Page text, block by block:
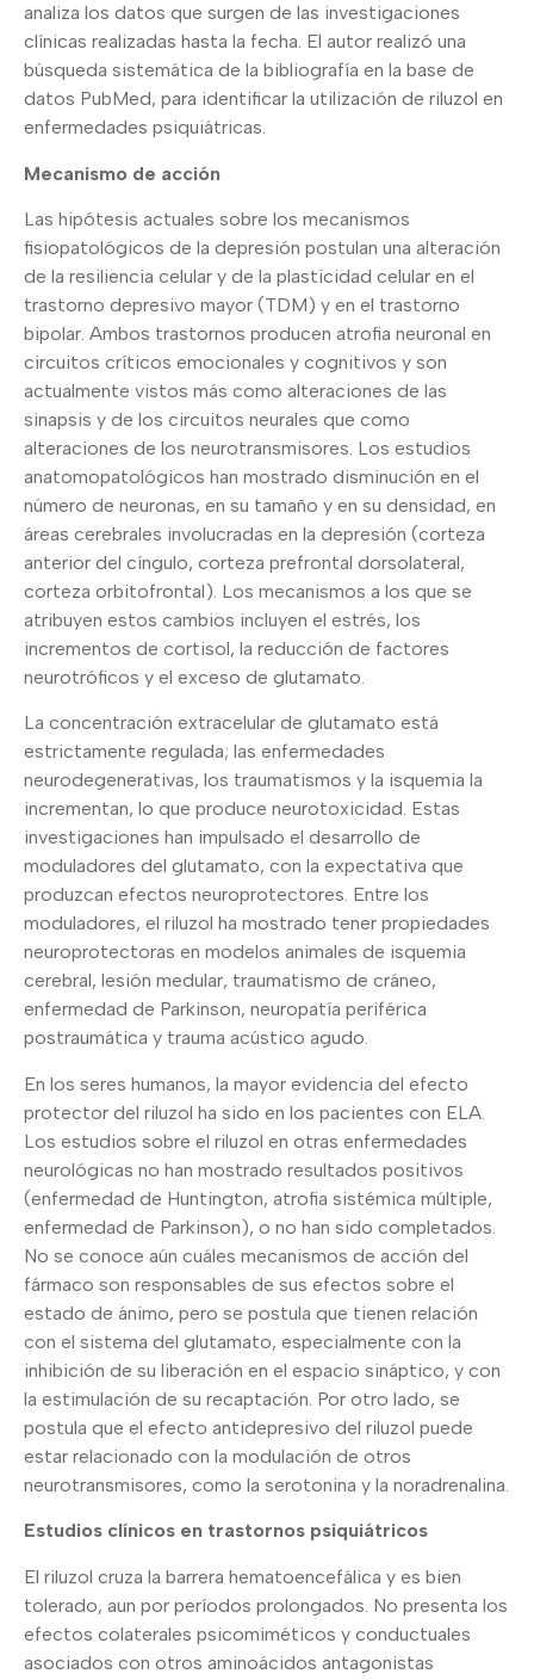
analiza los datos que surgen de las investigaciones
clínicas realizadas hasta la fecha. El autor realizó una
búsqueda sistemática de la bibliografía en la base de
datos PubMed, para identificar la utilización de riluzol en
enfermedades psiquiátricas.
Mecanismo de acción
Las hipótesis actuales sobre los mecanismos
fisiopatológicos de la depresión postulan una alteración
de la resiliencia celular y de la plasticidad celular en el
trastorno depresivo mayor (TDM) y en el trastorno
bipolar. Ambos trastornos producen atrofia neuronal en
circuitos críticos emocionales y cognitivos y son
actualmente vistos más como alteraciones de las
sinapsis y de los circuitos neurales que como
alteraciones de los neurotransmisores. Los estudios
anatomopatológicos han mostrado disminución en el
número de neuronas, en su tamaño y en su densidad, en
áreas cerebrales involucradas en la depresión (corteza
anterior del cíngulo, corteza prefrontal dorsolateral,
corteza orbitofrontal). Los mecanismos a los que se
atribuyen estos cambios incluyen el estrés, los
incrementos de cortisol, la reducción de factores
neurotróficos y el exceso de glutamato.
La concentración extracelular de glutamato está
estrictamente regulada; las enfermedades
neurodegenerativas, los traumatismos y la isquemia la
incrementan, lo que produce neurotoxicidad. Estas
investigaciones han impulsado el desarrollo de
moduladores del glutamato, con la expectativa que
produzcan efectos neuroprotectores. Entre los
moduladores, el riluzol ha mostrado tener propiedades
neuroprotectoras en modelos animales de isquemia
cerebral, lesión medular, traumatismo de cráneo,
enfermedad de Parkinson, neuropatía periférica
postraumática y trauma acústico agudo.
En los seres humanos, la mayor evidencia del efecto
protector del riluzol ha sido en los pacientes con ELA.
Los estudios sobre el riluzol en otras enfermedades
neurológicas no han mostrado resultados positivos
(enfermedad de Huntington, atrofia sistémica múltiple,
enfermedad de Parkinson), o no han sido completados.
No se conoce aún cuáles mecanismos de acción del
fármaco son responsables de sus efectos sobre el
estado de ánimo, pero se postula que tienen relación
con el sistema del glutamato, especialmente con la
inhibición de su liberación en el espacio sináptico, y con
la estimulación de su recaptación. Por otro lado, se
postula que el efecto antidepresivo del riluzol puede
estar relacionado con la modulación de otros
neurotransmisores, como la serotonina y la noradrenalina.
Estudios clínicos en trastornos psiquiátricos
El riluzol cruza la barrera hematoencefálica y es bien
tolerado, aun por períodos prolongados. No presenta los
efectos colaterales psicomiméticos y conductuales
asociados con otros aminoácidos antagonistas